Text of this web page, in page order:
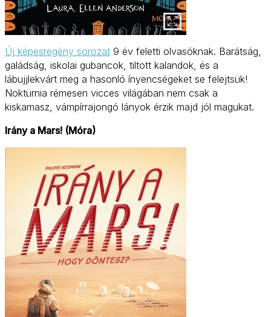
Új képesregény sorozat 9 év feletti olvasóknak. Barátság,
galádság, iskolai gubancok, tiltott kalandok, és a
lábujjlekvárt meg a hasonló ínyencségeket se felejtsük!
Noktürnia rémesen vicces világában nem csak a
kiskamasz, vámpírrajongó lányok érzik majd jól magukat.
Irány a Mars! (Móra)